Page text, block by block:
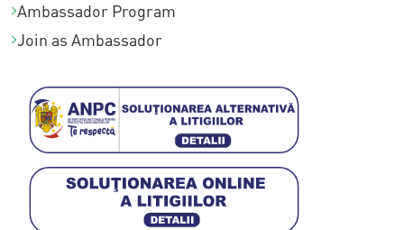
Ambassador Program
Join as Ambassador